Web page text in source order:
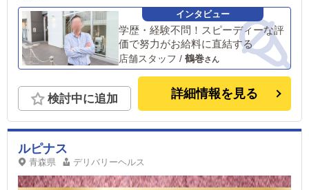
学歴・経験不問！スピーディーな評
価で努力がお給料に直結する
店舗スタッフ / 鶴巻
検討中に追加 詳細情報を見る
ルピナス
青森県 デリバリーヘルス